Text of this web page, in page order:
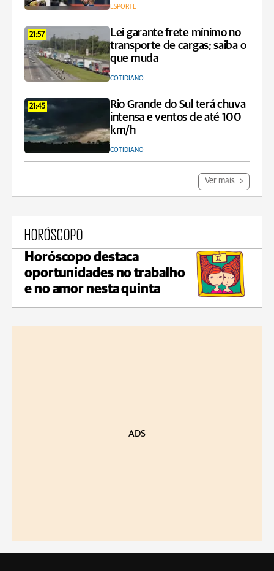
ESPORTE
21:57
Lei garante frete mínimo no
transporte de cargas; saiba o
que muda
COTIDIANO
21:45
Rio Grande do Sul terá chuva
intensa e ventos de até 100
km/h
COTIDIANO
Ver mais
HORÓSCOPO
Horóscopo destaca
oportunidades no trabalho
e no amor nesta quinta
ADS